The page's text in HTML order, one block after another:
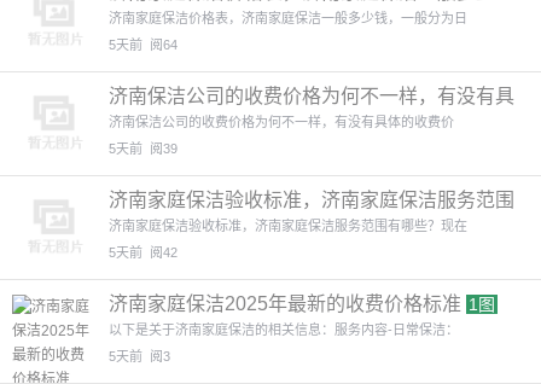
钱
济南家庭保洁价格表，济南家庭保洁一般多少钱，一般分为日
5天前 阅64
济南保洁公司的收费价格为何不一样，有没有具
体的收费价格？
济南保洁公司的收费价格为何不一样，有没有具体的收费价
5天前 阅39
济南家庭保洁验收标准，济南家庭保洁服务范围
有哪些？
济南家庭保洁验收标准，济南家庭保洁服务范围有哪些？现在
5天前 阅42
济南家庭保洁2025年最新的收费价格标准 1图
以下是关于济南家庭保洁的相关信息：服务内容-日常保洁：
5天前 阅3